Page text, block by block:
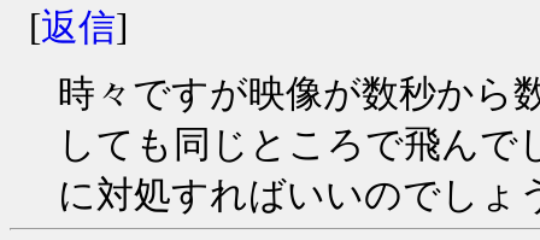
[返信]
時々ですが映像が数秒から
しても同じところで飛ん
に対処すればいいのでしょ